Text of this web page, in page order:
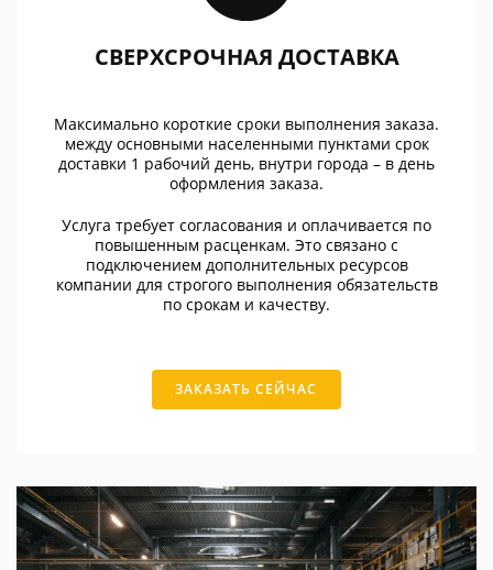
СВЕРХСРОЧНАЯ ДОСТАВКА
Максимально короткие сроки выполнения заказа.
между основными населенными пунктами срок
доставки 1 рабочий день, внутри города – в день
оформления заказа.
Услуга требует согласования и оплачивается по
повышенным расценкам. Это связано с
подключением дополнительных ресурсов
компании для строгого выполнения обязательств
по срокам и качеству.
ЗАКАЗАТЬ СЕЙЧАС